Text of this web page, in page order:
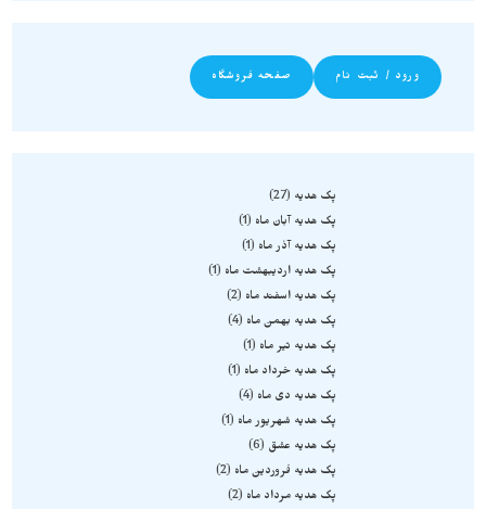
ورود / ثبت نام صفحه فروشگاه
پک هدیه
27
پک هدیه آبان ماه
1
پک هدیه آذر ماه
1
پک هدیه اردیبهشت ماه
1
پک هدیه اسفند ماه
2
پک هدیه بهمن ماه
4
پک هدیه تیر ماه
1
پک هدیه خرداد ماه
1
پک هدیه دی ماه
4
پک هدیه شهریور ماه
1
پک هدیه عشق
6
پک هدیه فروردین ماه
2
پک هدیه مرداد ماه
2